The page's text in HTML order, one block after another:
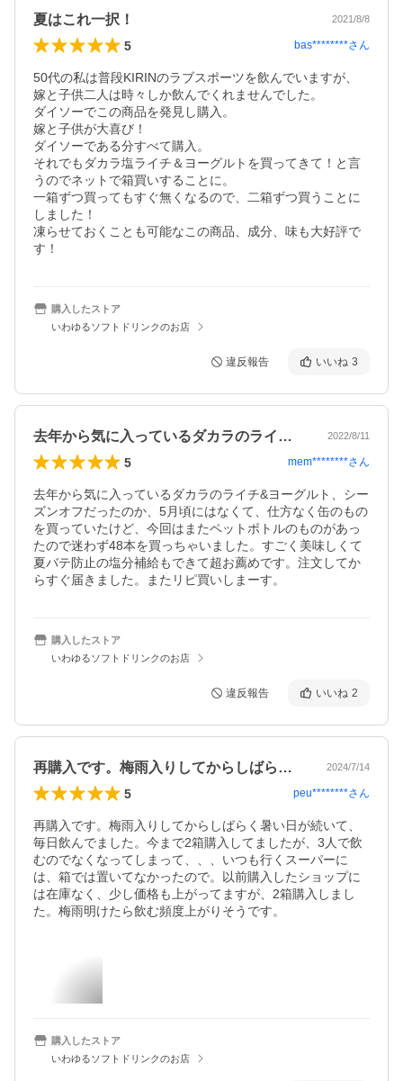
夏はこれ一択！ 2021/8/8
5 bas********さん
50代の私は普段KIRINのラブスポーツを飲んでいますが、
嫁と子供二人は時々しか飲んでくれませんでした。
ダイソーでこの商品を発見し購入。
嫁と子供が大喜び！
ダイソーである分すべて購入。
それでもダカラ塩ライチ＆ヨーグルトを買ってきて！と言
うのでネットで箱買いすることに。
一箱ずつ買ってもすぐ無くなるので、二箱ずつ買うことに
しました！
凍らせておくことも可能なこの商品、成分、味も大好評で
す！
購入したストア
いわゆるソフトドリンクのお店
違反報告 いいね 3
去年から気に入っているダカラのライチ&… 2022/8/11
5 mem********さん
去年から気に入っているダカラのライチ&ヨーグルト、シー
ズンオフだったのか、5月頃にはなくて、仕方なく缶のもの
を買っていたけど、今回はまたペットボトルのものがあっ
たので迷わず48本を買っちゃいました。すごく美味しくて
夏バテ防止の塩分補給もできて超お薦めです。注文してか
らすぐ届きました。またリピ買いしまーす。
購入したストア
いわゆるソフトドリンクのお店
違反報告 いいね 2
再購入です。梅雨入りしてからしばらく暑… 2024/7/14
5 peu********さん
再購入です。梅雨入りしてからしばらく暑い日が続いて、
毎日飲んでました。今まで2箱購入してましたが、3人で飲
むのでなくなってしまって、、、いつも行くスーパーに
は、箱では置いてなかったので。以前購入したショップに
は在庫なく、少し価格も上がってますが、2箱購入しまし
た。梅雨明けたら飲む頻度上がりそうです。
購入したストア
いわゆるソフトドリンクのお店